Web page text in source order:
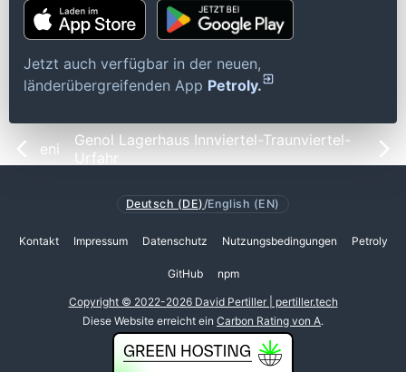
Jetzt auch verfügbar in der neuen,
länderübergreifenden App Petroly.
eni
Genol Lagerhaus Innviertel-Traunviertel-
Urfahr
Deutsch (DE)/English (EN)
Kontakt Impressum Datenschutz Nutzungsbedingungen Petroly
GitHub npm
Copyright © 2022-2026 David Pertiller | pertiller.tech
Diese Website erreicht ein Carbon Rating von A.